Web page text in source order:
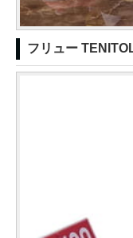
フリュー